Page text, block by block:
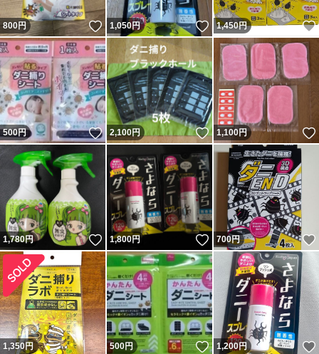
800円 いいね！
1,050円 いいね！
1,450円
500円 いいね！
2,100円 いいね！
1,100円
1,780円 いいね！
1,800円 いいね！
700円
1,350円 500円 いいね！
1,200円